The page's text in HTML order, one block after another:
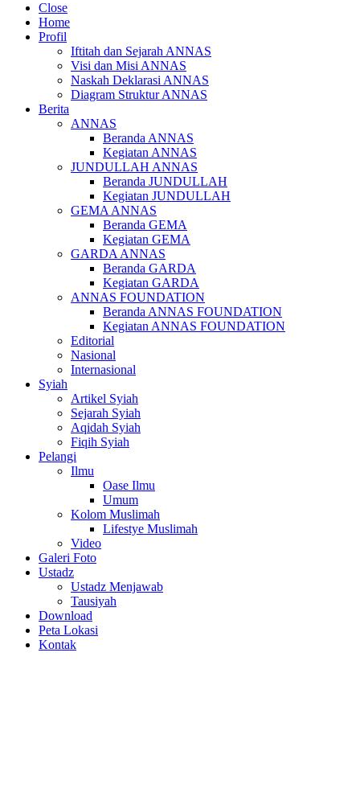
Close
Home
Profil
Iftitah dan Sejarah ANNAS
Visi dan Misi ANNAS
Naskah Deklarasi ANNAS
Diagram Struktur ANNAS
Berita
ANNAS
Beranda ANNAS
Kegiatan ANNAS
JUNDULLAH ANNAS
Beranda JUNDULLAH
Kegiatan JUNDULLAH
GEMA ANNAS
Beranda GEMA
Kegiatan GEMA
GARDA ANNAS
Beranda GARDA
Kegiatan GARDA
ANNAS FOUNDATION
Beranda ANNAS FOUNDATION
Kegiatan ANNAS FOUNDATION
Editorial
Nasional
Internasional
Syiah
Artikel Syiah
Sejarah Syiah
Aqidah Syiah
Fiqih Syiah
Pelangi
Ilmu
Oase Ilmu
Umum
Kolom Muslimah
Lifestye Muslimah
Video
Galeri Foto
Ustadz
Ustadz Menjawab
Tausiyah
Download
Peta Lokasi
Kontak